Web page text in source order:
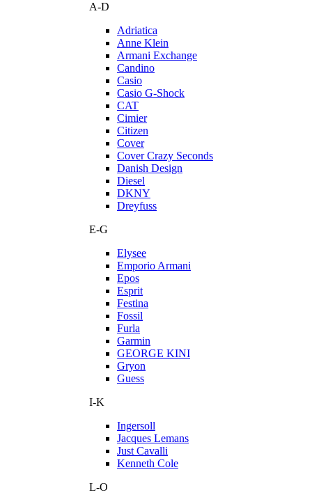
A-D
Adriatica
Anne Klein
Armani Exchange
Candino
Casio
Casio G-Shock
CAT
Cimier
Citizen
Cover
Cover Crazy Seconds
Danish Design
Diesel
DKNY
Dreyfuss
E-G
Elysee
Emporio Armani
Epos
Esprit
Festina
Fossil
Furla
Garmin
GEORGE KINI
Gryon
Guess
I-K
Ingersoll
Jacques Lemans
Just Cavalli
Kenneth Cole
L-O